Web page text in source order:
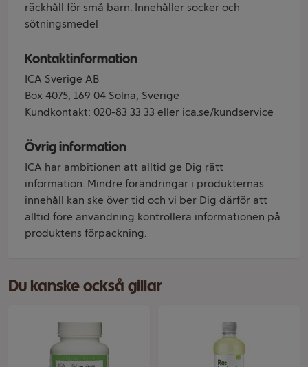
räckhåll för små barn. Innehåller socker och
sötningsmedel
Kontaktinformation
ICA Sverige AB
Box 4075, 169 04 Solna, Sverige
Kundkontakt: 020-83 33 33 eller ica.se/kundservice
Övrig information
ICA har ambitionen att alltid ge Dig rätt
information. Mindre förändringar i produkternas
innehåll kan ske över tid och vi ber Dig därför att
alltid före användning kontrollera informationen på
produktens förpackning.
Du kanske också gillar